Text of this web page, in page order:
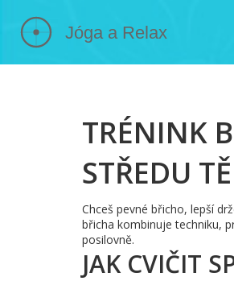
TRÉNINK
STŘEDU
Chceš pevné břicho, lepší
břicha kombinuje techniku,
posilovně.
JAK CVIČIT